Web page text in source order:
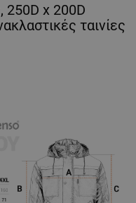
250D x 200D
ταινίες